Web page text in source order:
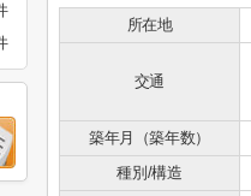
所在地
交通
築年月（築年数）
種別/構造